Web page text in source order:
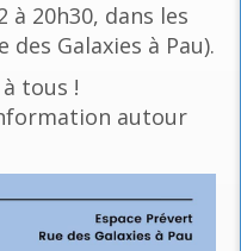
à 20h30, dans les
Galaxies à Pau).
tous !
autour